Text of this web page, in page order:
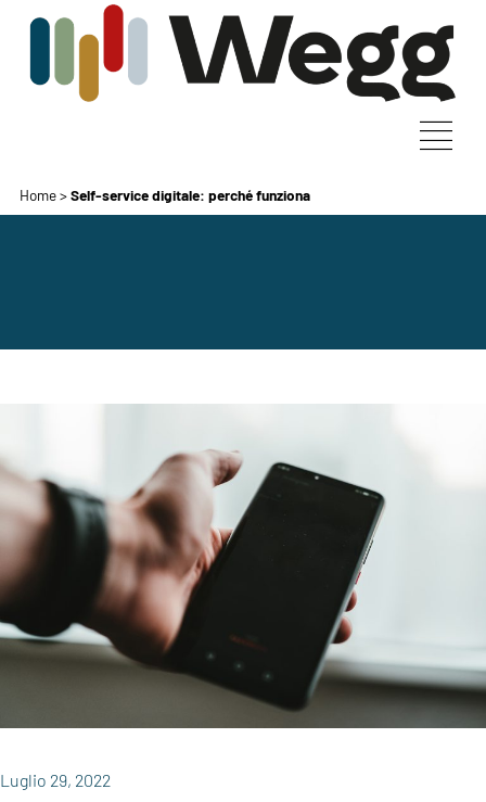
Home>Self-service digitale: perché funziona
Luglio 29, 2022